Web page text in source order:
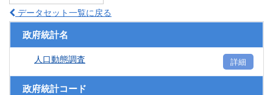
データセット一覧に戻る
政府統計名
人口動態調査 詳細
政府統計コード